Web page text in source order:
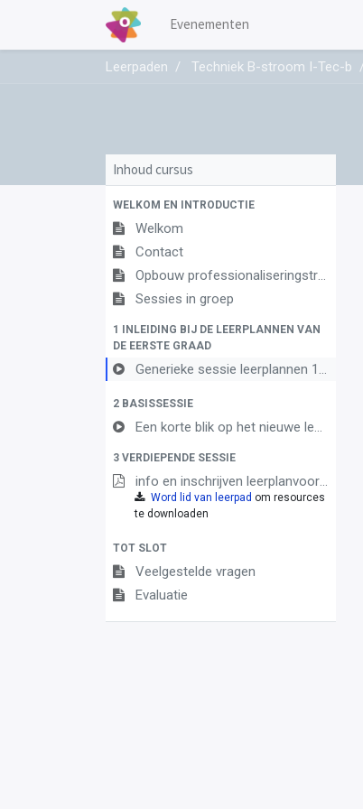
Evenementen
Leerpaden Techniek B-stroom I-Tec-b
Inhoud cursus
WELKOM EN INTRODUCTIE
Welkom
Contact
Opbouw professionaliseringstraject
Sessies in groep
1 INLEIDING BIJ DE LEERPLANNEN VAN
DE EERSTE GRAAD
Generieke sessie leerplannen 1ste graad
2 BASISSESSIE
Een korte blik op het nieuwe leerplan techniek
3 VERDIEPENDE SESSIE
info en inschrijven leerplanvoorstellingen
Word lid van leerpad om resources
te downloaden
TOT SLOT
Veelgestelde vragen
Evaluatie